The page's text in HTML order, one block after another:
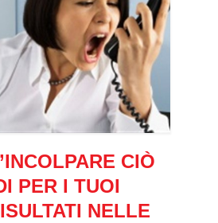
CIÒ
PER I TUOI
NELLE